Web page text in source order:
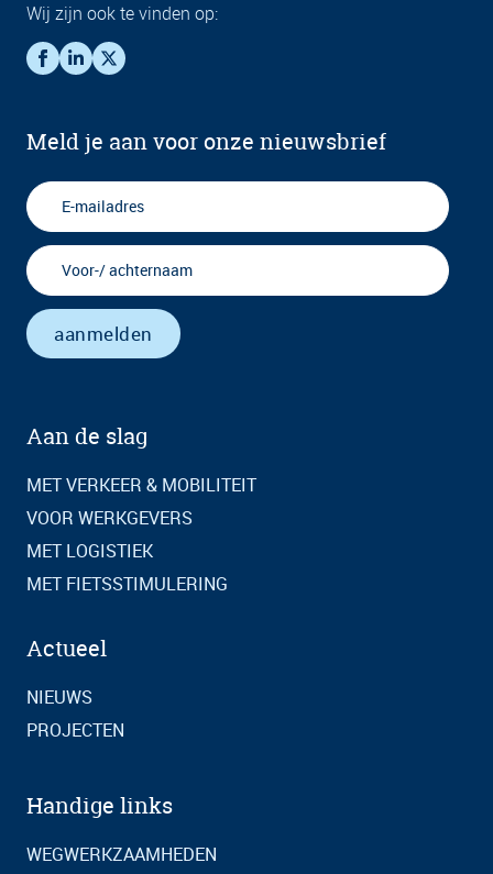
Wij zijn ook te vinden op:
Meld je aan voor onze nieuwsbrief
Aan de slag
MET VERKEER & MOBILITEIT
VOOR WERKGEVERS
MET LOGISTIEK
MET FIETSSTIMULERING
Actueel
NIEUWS
PROJECTEN
Handige links
WEGWERKZAAMHEDEN